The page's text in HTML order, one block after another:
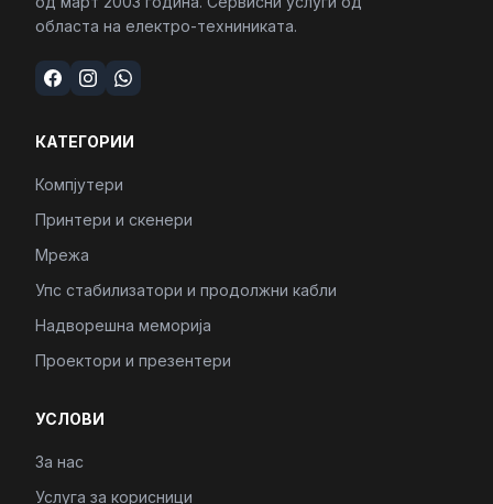
областа на електро-техниниката.
КАТЕГОРИИ
Компјутери
Принтери и скенери
Мрежа
Упс стабилизатори и продолжни кабли
Надворешна меморија
Проектори и презентери
УСЛОВИ
За нас
Услуга за корисници